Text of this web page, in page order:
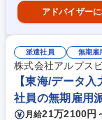
アドバイザー
派遣社員 無期雇
株式会社アルプス
【東海/データ
社員の無期雇用
月給21万2100円